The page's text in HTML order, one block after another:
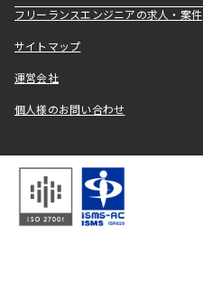
フリーランスエンジニアの求人・案件
サイトマップ
運営会社
個人様のお問い合わせ